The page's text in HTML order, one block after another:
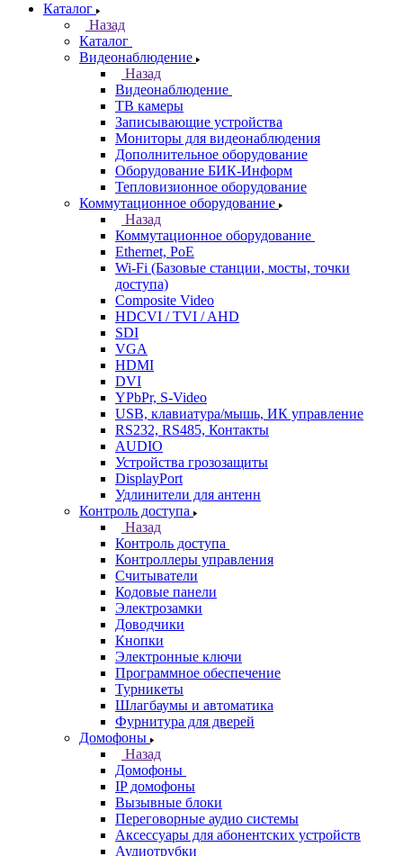
Каталог
Назад
Каталог
Видеонаблюдение
Назад
Видеонаблюдение
ТВ камеры
Записывающие устройства
Мониторы для видеонаблюдения
Дополнительное оборудование
Оборудование БИК-Информ
Тепловизионное оборудование
Коммутационное оборудование
Назад
Коммутационное оборудование
Ethernet, PoE
Wi-Fi (Базовые станции, мосты, точки
доступа)
Composite Video
HDCVI / TVI / AHD
SDI
VGA
HDMI
DVI
YPbPr, S-Video
USB, клавиатура/мышь, ИК управление
RS232, RS485, Контакты
AUDIO
Устройства грозозащиты
DisplayPort
Удлинители для антенн
Контроль доступа
Назад
Контроль доступа
Контроллеры управления
Считыватели
Кодовые панели
Электрозамки
Доводчики
Кнопки
Электронные ключи
Программное обеспечение
Турникеты
Шлагбаумы и автоматика
Фурнитура для дверей
Домофоны
Назад
Домофоны
IP домофоны
Вызывные блоки
Переговорные аудио системы
Аксессуары для абонентских устройств
Аудиотрубки